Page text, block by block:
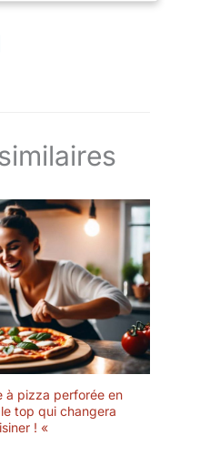
à pizza perforée en
top qui changera
! «